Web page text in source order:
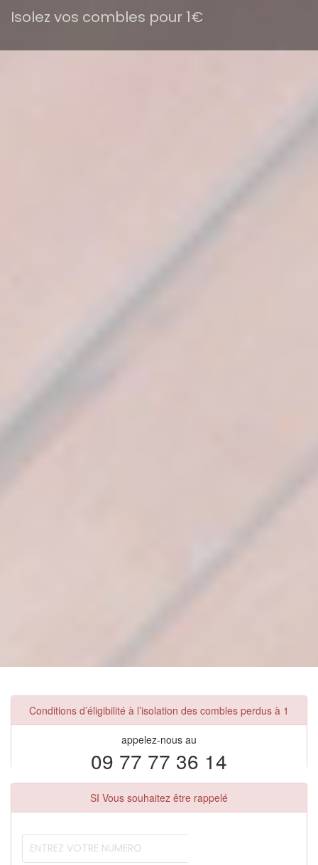
Isolez vos combles pour 1€
Conditions d’éligibilité à l’isolation des combles perdus à 1
appelez-nous au
09 77 77 36 14
SI Vous souhaitez être rappelé